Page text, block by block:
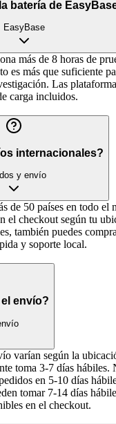
batería de
EasyBase
más de 8 horas de
es más que suficiente
Las
carga incluidos.
internacionales?
y envío
de 50 países en todo el
el checkout según tu
también puedes
y soporte local.
envío?
varían según la
toma 3-7 días hábiles.
en 5-10 días
tomar 7-14 días
en el checkout.